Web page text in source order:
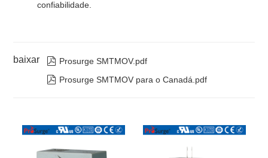
confiabilidade.
baixar  Prosurge SMTMOV.pdf
 Prosurge SMTMOV para o Canadá.pdf